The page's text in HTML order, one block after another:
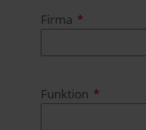
Firma
Funktion